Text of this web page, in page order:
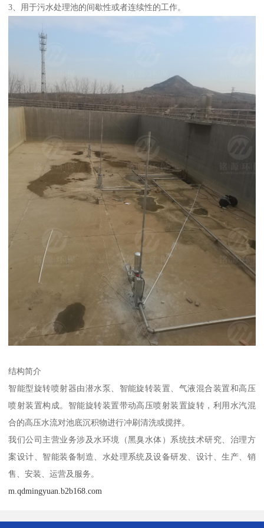
3、用于污水处理池的间歇性或者连续性的工作。
结构简介
智能型旋转喷射器由潜水泵、智能旋转装置、气液混合装置和高压
喷射装置构成。智能旋转装置带动高压喷射装置旋转，利用水汽混
合的高压水流对池底沉积物进行冲刷清洗或搅拌。
我们公司主营业务涉及水环境（黑臭水体）系统技术研究、治理方
案设计、智能装备制造、水处理系统及设备研发、设计、生产、销
售、安装、运营及服务。
m.qdmingyuan.b2b168.com